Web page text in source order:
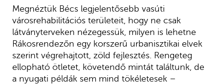
Megnéztük Bécs legjelentősebb vasúti
városrehabilitációs területeit, hogy ne csak
látványterveken nézegessük, milyen is lehetne
Rákosrendezőn egy korszerű urbanisztikai elvek
szerint végrehajtott, zöld fejlesztés. Rengeteg
ellopható ötletet, követendő mintát találtunk, de
a nyugati példák sem mind tökéletesek –